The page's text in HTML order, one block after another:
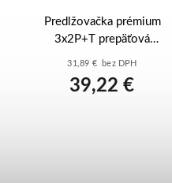
Predlžovačka prémium
3x2P+T prepäťová
049424
31,89 € bez DPH
39,22 €